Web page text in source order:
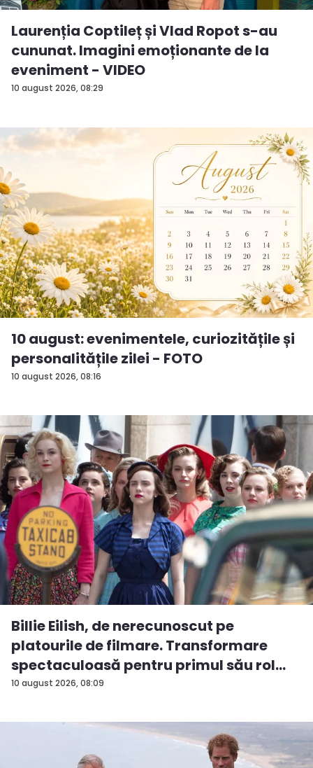
10 august 2026, 08:29
Laurenția Coptileț și Vlad Ropot s-au
cununat. Imagini emoționante de la
eveniment - VIDEO
10 august 2026, 08:16
10 august: evenimentele, curiozitățile și
personalitățile zilei - FOTO
10 august 2026, 08:09
Billie Eilish, de nerecunoscut pe
platourile de filmare. Transformare
spectaculoasă pentru primul său rol
m...